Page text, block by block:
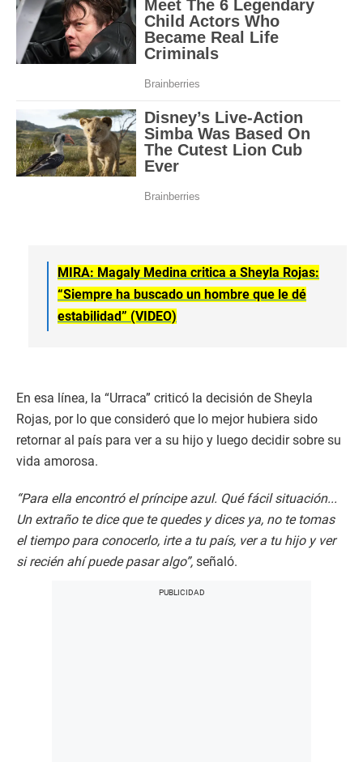
MIRA: Magaly Medina critica a Sheyla Rojas:
“Siempre ha buscado un hombre que le dé
estabilidad” (VIDEO)
En esa línea, la “Urraca” criticó la decisión de Sheyla
Rojas, por lo que consideró que lo mejor hubiera sido
retornar al país para ver a su hijo y luego decidir sobre su
vida amorosa.
“Para ella encontró el príncipe azul. Qué fácil situación...
Un extraño te dice que te quedes y dices ya, no te tomas
el tiempo para conocerlo, irte a tu país, ver a tu hijo y ver
si recién ahí puede pasar algo”, señaló.